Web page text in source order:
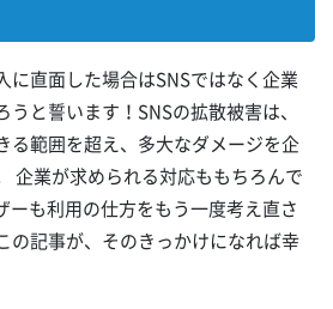
に直面した場合はSNSではなく企業
と誓います！SNSの拡散被害は、
る範囲を超え、多大なダメージを企
企業が求められる対応ももちろんで
ーも利用の仕方をもう一度考え直さ
の記事が、そのきっかけになれば幸